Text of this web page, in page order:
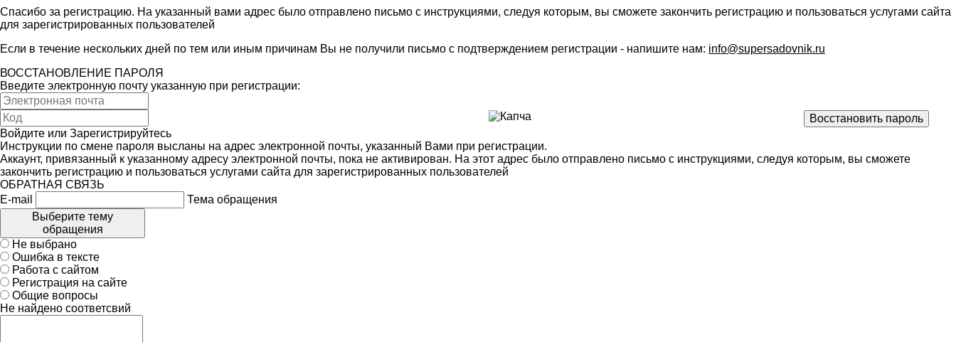
Спасибо за регистрацию. На указанный вами адрес было отправлено письмо с инструкциями, следуя которым, вы сможете закончить регистрацию и пользоваться услугами сайта
для зарегистрированных пользователей
Если в течение нескольких дней по тем или иным причинам Вы не получили письмо с подтверждением регистрации - напишите нам: info@supersadovnik.ru
ВОССТАНОВЛЕНИЕ ПАРОЛЯ
Введите электронную почту указанную при регистрации:
Войдите или Зарегистрируйтесь
Инструкции по смене пароля высланы на адрес электронной почты, указанный Вами при регистрации.
Аккаунт, привязанный к указанному адресу электронной почты, пока не активирован. На этот адрес было отправлено письмо с инструкциями, следуя которым, вы сможете
закончить регистрацию и пользоваться услугами сайта для зарегистрированных пользователей
ОБРАТНАЯ СВЯЗЬ
E-mail
Тема обращения
Выберите тему
обращения
Не выбрано
Ошибка в тексте
Работа с сайтом
Регистрация на сайте
Общие вопросы
Не найдено соответсвий